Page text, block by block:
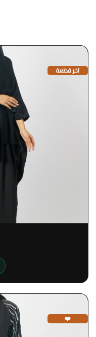
اخر قطعة
❤️